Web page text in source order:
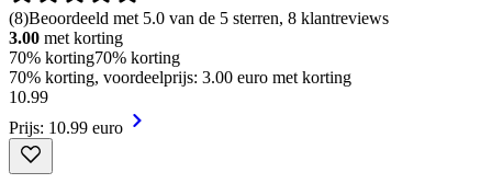
(8)Beoordeeld met 5.0 van de 5 sterren, 8 klantreviews
3.00 met korting
70% korting70% korting
70% korting, voordeelprijs: 3.00 euro met korting
10.99
Prijs: 10.99 euro